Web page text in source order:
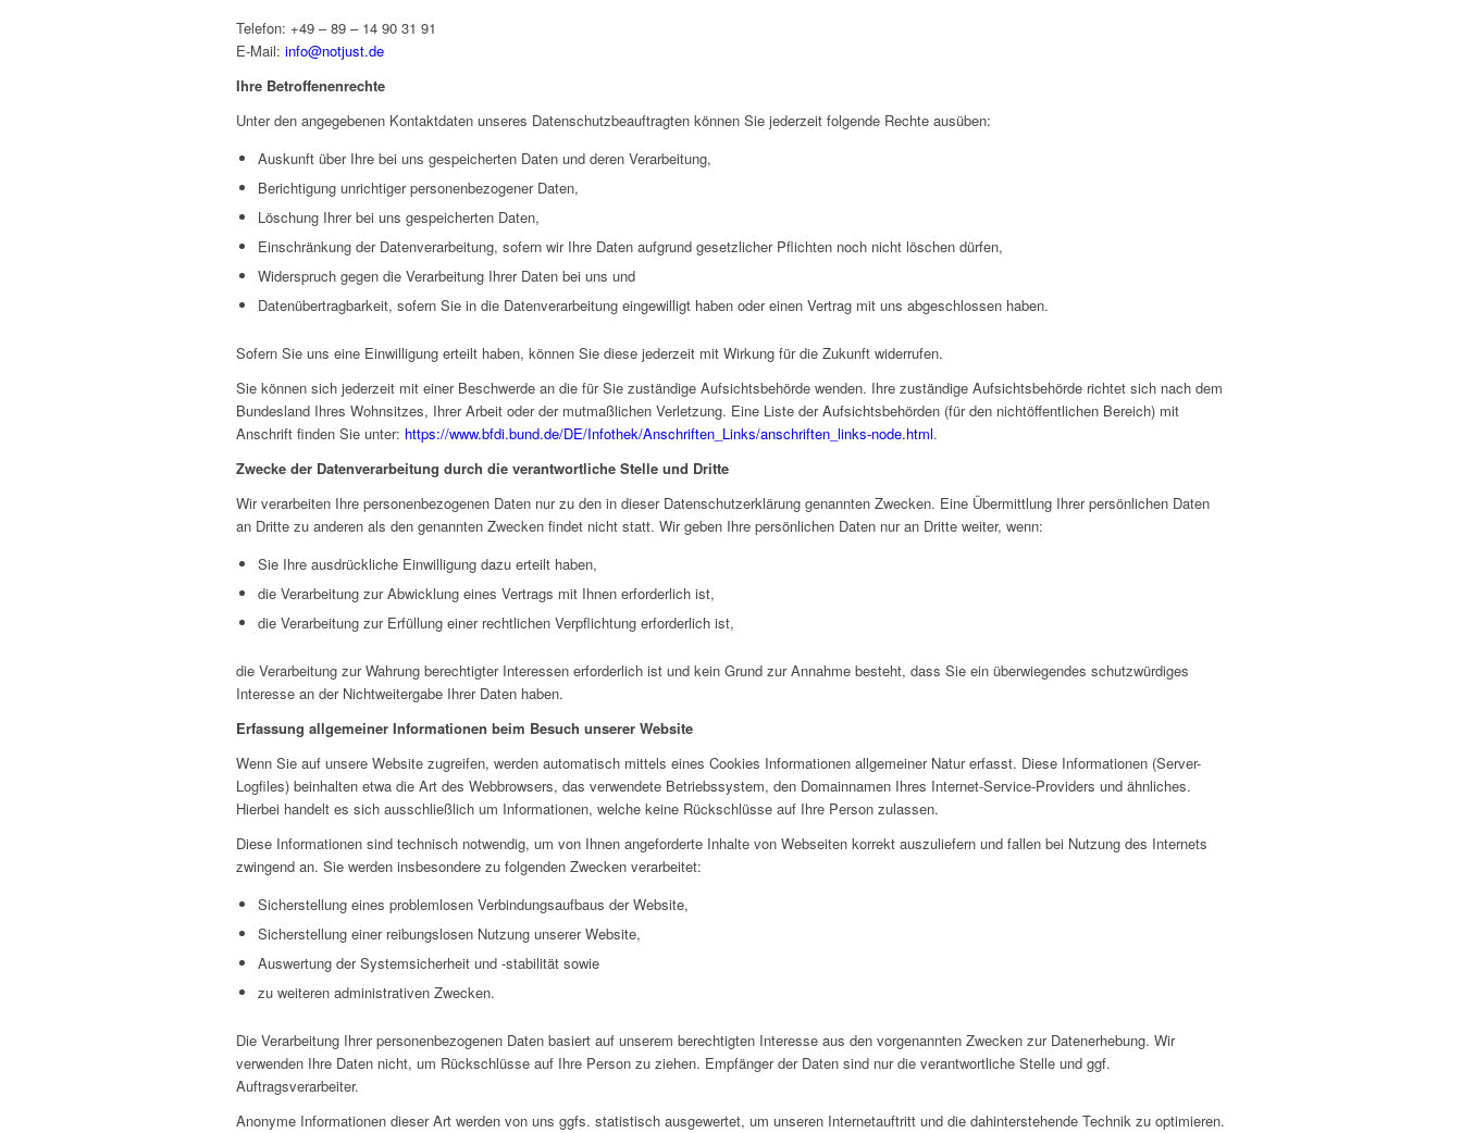
Telefon: +49 – 89 – 14 90 31 91
E-Mail: info@notjust.de
Ihre Betroffenenrechte
Unter den angegebenen Kontaktdaten unseres Datenschutzbeauftragten können Sie jederzeit folgende Rechte ausüben:
Auskunft über Ihre bei uns gespeicherten Daten und deren Verarbeitung,
Berichtigung unrichtiger personenbezogener Daten,
Löschung Ihrer bei uns gespeicherten Daten,
Einschränkung der Datenverarbeitung, sofern wir Ihre Daten aufgrund gesetzlicher Pflichten noch nicht löschen dürfen,
Widerspruch gegen die Verarbeitung Ihrer Daten bei uns und
Datenübertragbarkeit, sofern Sie in die Datenverarbeitung eingewilligt haben oder einen Vertrag mit uns abgeschlossen haben.
Sofern Sie uns eine Einwilligung erteilt haben, können Sie diese jederzeit mit Wirkung für die Zukunft widerrufen.
Sie können sich jederzeit mit einer Beschwerde an die für Sie zuständige Aufsichtsbehörde wenden. Ihre zuständige Aufsichtsbehörde richtet sich nach dem
Bundesland Ihres Wohnsitzes, Ihrer Arbeit oder der mutmaßlichen Verletzung. Eine Liste der Aufsichtsbehörden (für den nichtöffentlichen Bereich) mit
Anschrift finden Sie unter: https://www.bfdi.bund.de/DE/Infothek/Anschriften_Links/anschriften_links-node.html.
Zwecke der Datenverarbeitung durch die verantwortliche Stelle und Dritte
Wir verarbeiten Ihre personenbezogenen Daten nur zu den in dieser Datenschutzerklärung genannten Zwecken. Eine Übermittlung Ihrer persönlichen Daten
an Dritte zu anderen als den genannten Zwecken findet nicht statt. Wir geben Ihre persönlichen Daten nur an Dritte weiter, wenn:
Sie Ihre ausdrückliche Einwilligung dazu erteilt haben,
die Verarbeitung zur Abwicklung eines Vertrags mit Ihnen erforderlich ist,
die Verarbeitung zur Erfüllung einer rechtlichen Verpflichtung erforderlich ist,
die Verarbeitung zur Wahrung berechtigter Interessen erforderlich ist und kein Grund zur Annahme besteht, dass Sie ein überwiegendes schutzwürdiges
Interesse an der Nichtweitergabe Ihrer Daten haben.
Erfassung allgemeiner Informationen beim Besuch unserer Website
Wenn Sie auf unsere Website zugreifen, werden automatisch mittels eines Cookies Informationen allgemeiner Natur erfasst. Diese Informationen (Server-
Logfiles) beinhalten etwa die Art des Webbrowsers, das verwendete Betriebssystem, den Domainnamen Ihres Internet-Service-Providers und ähnliches.
Hierbei handelt es sich ausschließlich um Informationen, welche keine Rückschlüsse auf Ihre Person zulassen.
Diese Informationen sind technisch notwendig, um von Ihnen angeforderte Inhalte von Webseiten korrekt auszuliefern und fallen bei Nutzung des Internets
zwingend an. Sie werden insbesondere zu folgenden Zwecken verarbeitet:
Sicherstellung eines problemlosen Verbindungsaufbaus der Website,
Sicherstellung einer reibungslosen Nutzung unserer Website,
Auswertung der Systemsicherheit und -stabilität sowie
zu weiteren administrativen Zwecken.
Die Verarbeitung Ihrer personenbezogenen Daten basiert auf unserem berechtigten Interesse aus den vorgenannten Zwecken zur Datenerhebung. Wir
verwenden Ihre Daten nicht, um Rückschlüsse auf Ihre Person zu ziehen. Empfänger der Daten sind nur die verantwortliche Stelle und ggf.
Auftragsverarbeiter.
Anonyme Informationen dieser Art werden von uns ggfs. statistisch ausgewertet, um unseren Internetauftritt und die dahinterstehende Technik zu optimieren.